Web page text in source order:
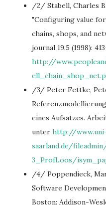
/2/ Stabell, Charles
"Configuring value
chains, shops, and
journal 19.5 (1998):
http://
/3/ Peter Fettke,
eines Aufsatzes.
unter http://
saarland.de/
3_ProfLoos/
/4/ Poppendieck,
Software
Boston: Addison-